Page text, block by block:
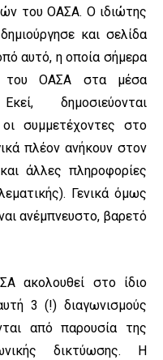
του ΟΑΣΑ. Ο ιδιώτης
και σελίδα
αυτό, η οποία σήμερα
του ΟΑΣΑ στα μέσα
δημοσιεύονται
συμμετέχοντες στο
πλέον ανήκουν στον
άλλες πληροφορίες
Γενικά όμως
ανέμπνευστο, βαρετό
ακολουθεί στο ίδιο
3 (!) διαγωνισμούς
από παρουσία της
δικτύωσης. Η